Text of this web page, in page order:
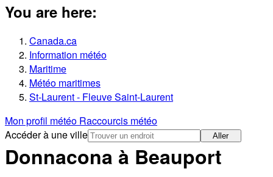
You are here:
Canada.ca
Information météo
Maritime
Météo maritimes
St-Laurent - Fleuve Saint-Laurent
Mon profil météo Raccourcis météo
Accéder à une ville
Aller
Donnacona à Beauport